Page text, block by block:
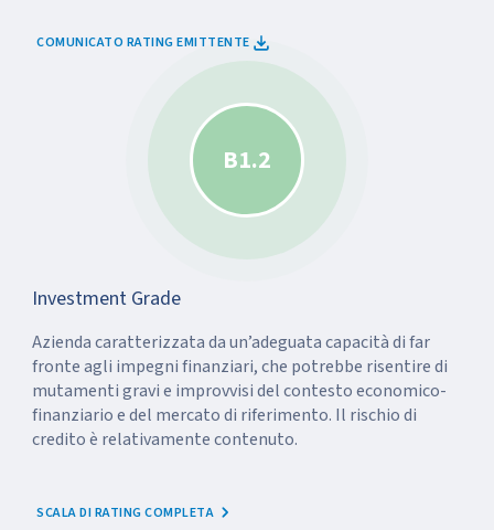
COMUNICATO RATING EMITTENTE
B1.2
Investment Grade
Azienda caratterizzata da un’adeguata capacità di far
fronte agli impegni finanziari, che potrebbe risentire di
mutamenti gravi e improvvisi del contesto economico-
finanziario e del mercato di riferimento. Il rischio di
credito è relativamente contenuto.
SCALA DI RATING COMPLETA